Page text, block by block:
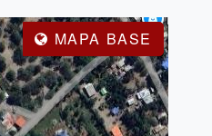
MAPA BASE